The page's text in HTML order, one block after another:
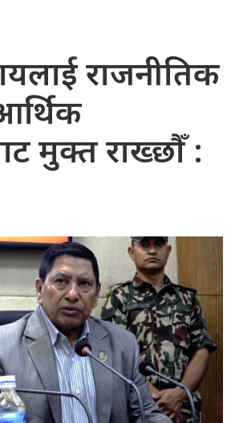
राजनीतिक
मुक्त राख्छौँ :